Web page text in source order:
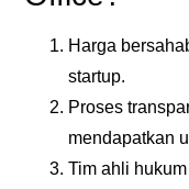
Harga
startup.
Proses
mendapatkan
Tim ahli